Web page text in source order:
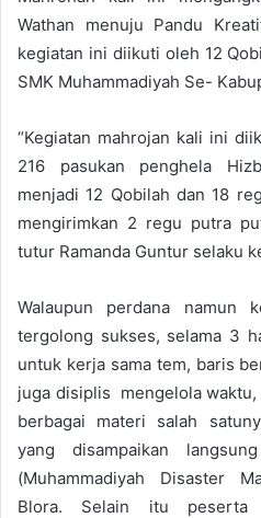
Wathan menuju Pandu
kegiatan ini diikuti oleh 12
SMK Muhammadiyah Se-
“Kegiatan mahrojan kali ini
216 pasukan penghela
menjadi 12 Qobilah dan 18
mengirimkan 2 regu putra
tutur Ramanda Guntur selaku
Walaupun perdana namun
tergolong sukses, selama 3
untuk kerja sama tem, baris
juga disiplis mengelola
berbagai materi salah
yang disampaikan
(Muhammadiyah Disaster
Blora. Selain itu peserta